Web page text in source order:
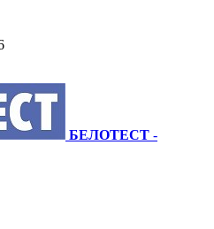
БЕЛОТЕСТ -